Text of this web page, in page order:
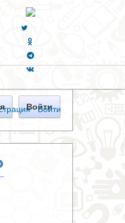
· Войти
Войти